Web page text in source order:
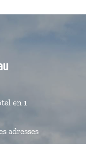
en 1
adresses